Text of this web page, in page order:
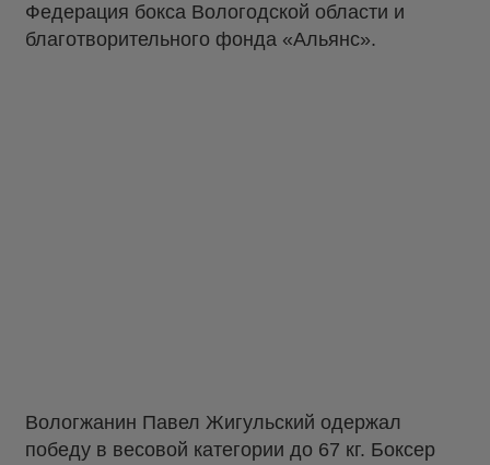
Федерация бокса Вологодской области и
благотворительного фонда «Альянс».
Вологжанин Павел Жигульский одержал
победу в весовой категории до 67 кг. Боксер